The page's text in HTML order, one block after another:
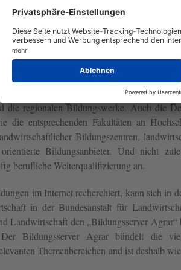
Verbänden. Dann können auch
sinnvoll sein, ebenso wie
mit Großabnehmern). Auch die sich
die Landwirtschaft (Thema Tier-, Klima-
für Zusatzqualifikationen die
die regionalen Bildungswerke. Auch die
die entsprechenden Fakultäten an
Bildungszentren,
Bildungsanbieter. Und nicht
berufliche Weiterqualifizierung an.
im Internet recherchiert, kann sich in
in der Bundesanstalt für
Landwirtschaft den „Bildungsserver
Bildungsserver Agrar bündelt die
Themenbereichen und ist deshalb